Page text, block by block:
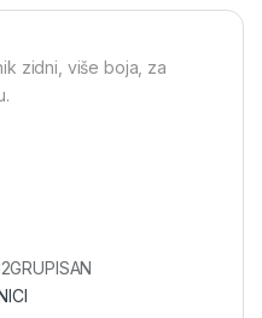
zidni, više boja, za